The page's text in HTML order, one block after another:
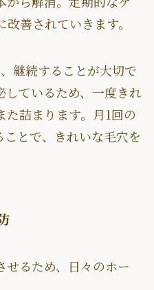
善されていきます。
継続することが大切で
しているため、一度きれ
詰まります。月1回の
とで、きれいな毛穴を
せるため、日々のホー